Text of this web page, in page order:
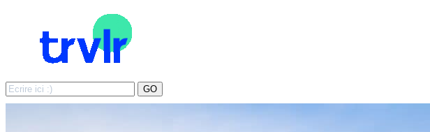
Search
for:
GO